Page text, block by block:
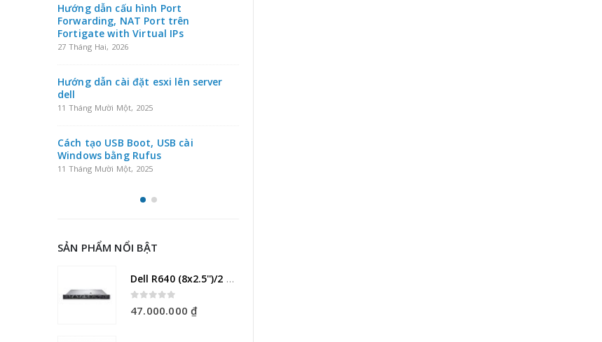
Hướng dẫn nâng cấp RAID Level trên
máy chủ DELL không cần tắt máy
chủ
23 Tháng Sáu, 2025
Hướng dẫn cài đặt Windows server
2022 trên máy chủ Dell
23 Tháng Tư, 2025
SẢN PHẨM NỔI BẬT
out of 5